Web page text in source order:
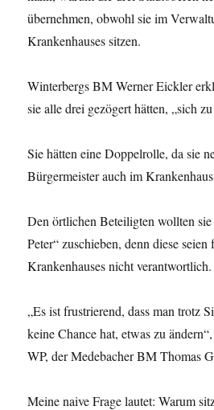
übernehmen, obwohl sie im
Krankenhauses sitzen.
Winterbergs BM Werner Eickler
sie alle drei gezögert hätten, „sich
Sie hätten eine Doppelrolle, da sie
Bürgermeister auch im
Den örtlichen Beteiligten wollten
Peter“ zuschieben, denn diese
Krankenhauses nicht verantwortlich.
„Es ist frustrierend, dass man trotz
keine Chance hat, etwas zu
WP, der Medebacher BM Thomas
Meine naive Frage lautet: Warum